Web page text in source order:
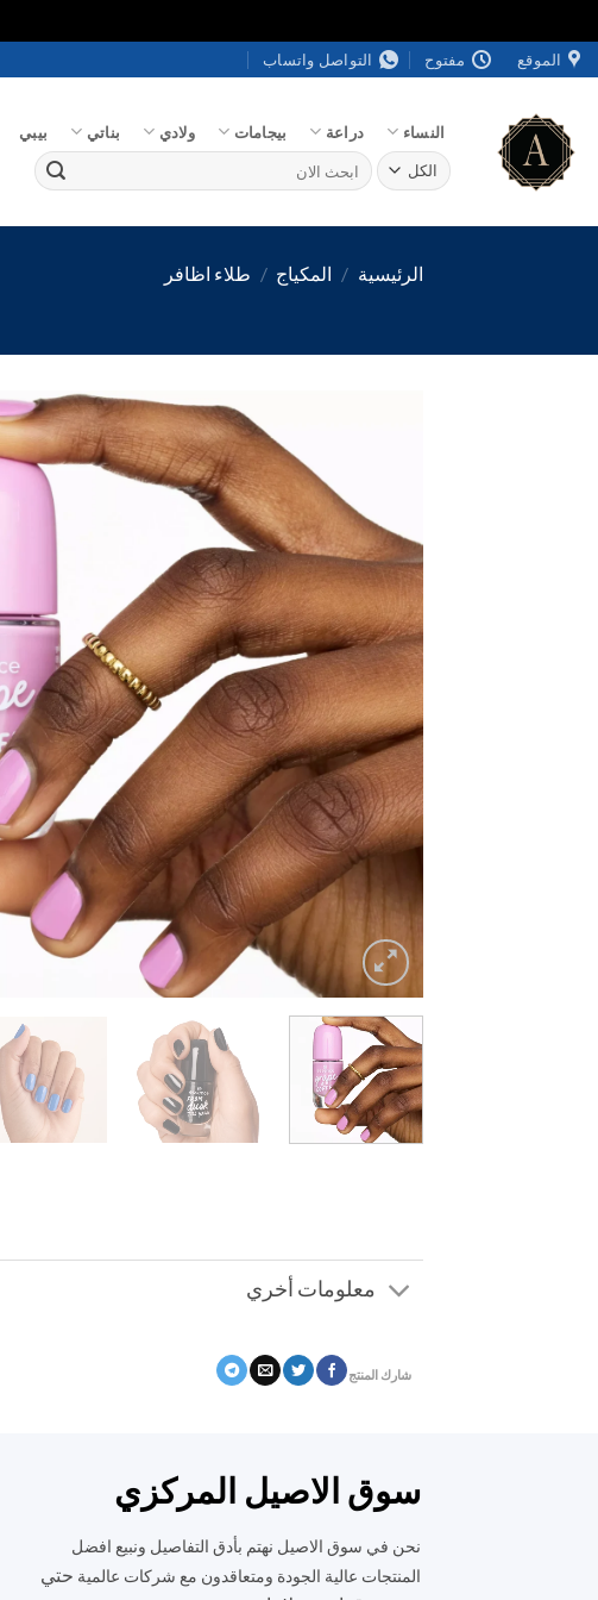
تخطي
للمحتوى
الموقع مفتوح التواصل واتساب
النساء دراعة بيجامات ولادي بناتي بيبي
البحث
عن:
الرئيسية / المكياج / طلاء اظافر
معلومات أخري
شارك المنتج
سوق الاصيل المركزي
نحن في سوق الاصيل نهتم بأدق التفاصيل ونبيع افضل
المنتجات عالية الجودة ومتعاقدون مع شركات عالمية حتي